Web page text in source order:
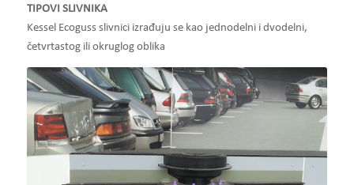
TIPOVI SLIVNIKA
Kessel Ecoguss slivnici izrađuju se kao jednodelni i dvodelni,
četvrtastog ili okruglog oblika